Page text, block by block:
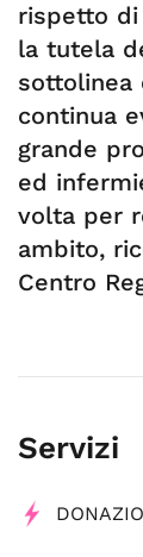
rispetto
la tutela
sottolinea
continua
grande
ed
volta per
ambito,
Centro
Servizi